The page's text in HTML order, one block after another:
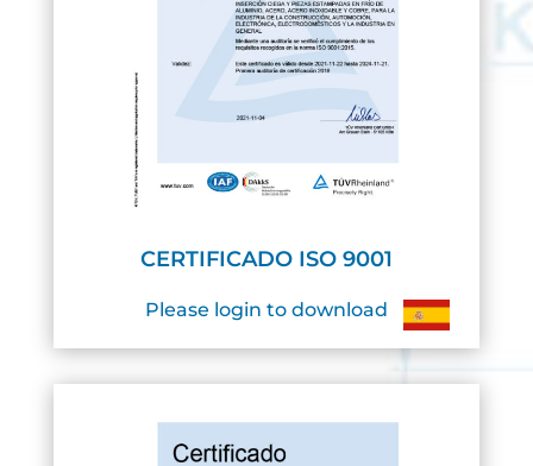
CERTIFICADO ISO 9001
Please login to download